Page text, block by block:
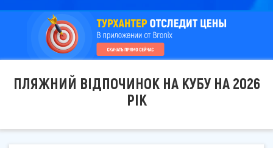
ПЛЯЖНИЙ ВІДПОЧИНОК НА КУБУ НА 2026
РІК